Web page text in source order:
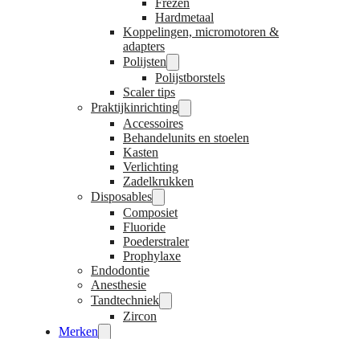
Frezen
Hardmetaal
Koppelingen, micromotoren &
adapters
Polijsten
Polijstborstels
Scaler tips
Praktijkinrichting
Accessoires
Behandelunits en stoelen
Kasten
Verlichting
Zadelkrukken
Disposables
Composiet
Fluoride
Poederstraler
Prophylaxe
Endodontie
Anesthesie
Tandtechniek
Zircon
Merken